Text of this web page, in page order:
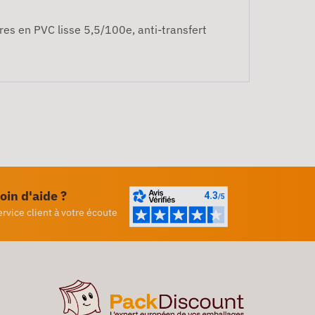
en PVC lisse 5,5/100e, anti-transfert
d'aide ?
client à votre écoute